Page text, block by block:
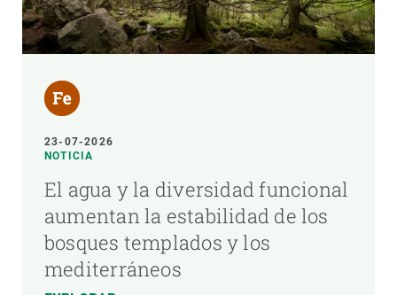
23-07-2026
NOTICIA
El agua y la diversidad funcional
aumentan la estabilidad de los
bosques templados y los
mediterráneos